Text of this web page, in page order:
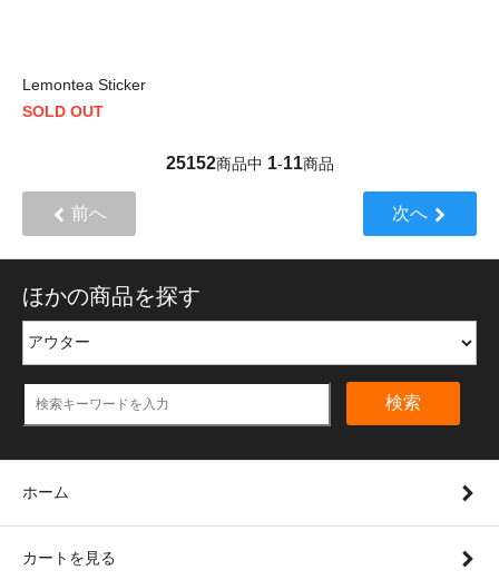
Lemontea Sticker
SOLD OUT
25152商品中 1-11商品
前へ 次へ
ほかの商品を探す
検索
ホーム
カートを見る